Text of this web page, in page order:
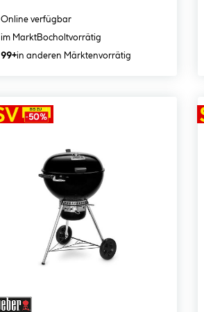
Online verfügbar
im MarktBocholtvorrätig
99+in anderen Märktenvorrätig